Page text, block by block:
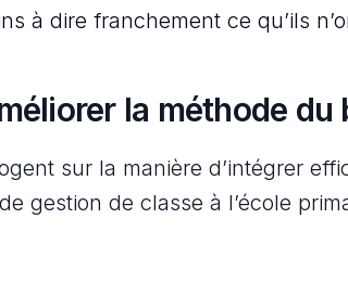
à dire franchement ce qu’ils
la méthode
sur la manière d’intégrer
gestion de classe à l’école